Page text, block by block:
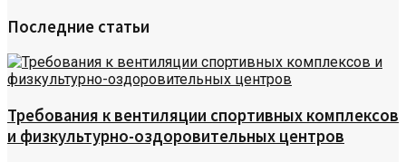
Последние статьи
Требования к вентиляции спортивных комплексов
и физкультурно-оздоровительных центров